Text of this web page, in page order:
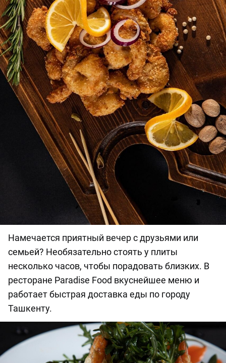
Намечается приятный вечер с друзьями или
семьей? Необязательно стоять у плиты
несколько часов, чтобы порадовать близких. В
ресторане Paradise Food вкуснейшее меню и
работает быстрая доставка еды по городу
Ташкенту.